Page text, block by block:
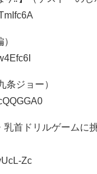
条ジョー）
乳首ドリルゲームに
Zc